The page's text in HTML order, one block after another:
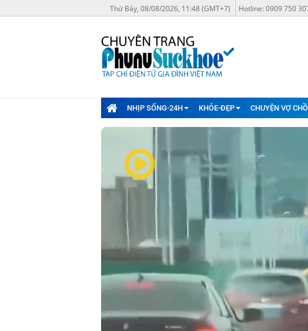
Thứ Bảy, 08/08/2026, 11:48 (GMT+7) Hotline: 0909 750
NHỊP SỐNG-24H KHỎE-ĐẸP CHUYỆN VỢ